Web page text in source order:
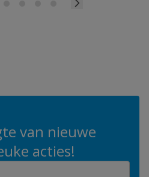
van nieuwe
acties!